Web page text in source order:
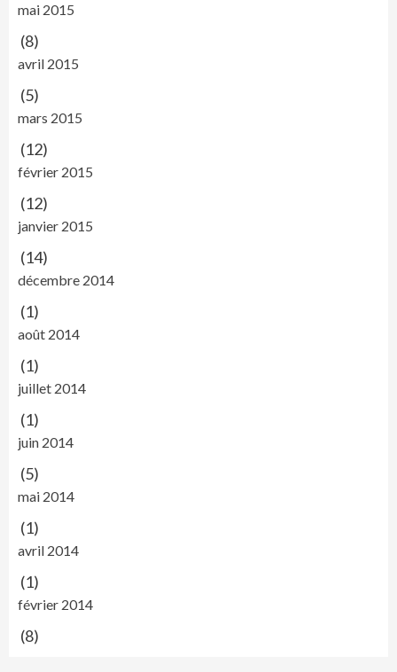
mai 2015
(8)
avril 2015
(5)
mars 2015
(12)
février 2015
(12)
janvier 2015
(14)
décembre 2014
(1)
août 2014
(1)
juillet 2014
(1)
juin 2014
(5)
mai 2014
(1)
avril 2014
(1)
février 2014
(8)